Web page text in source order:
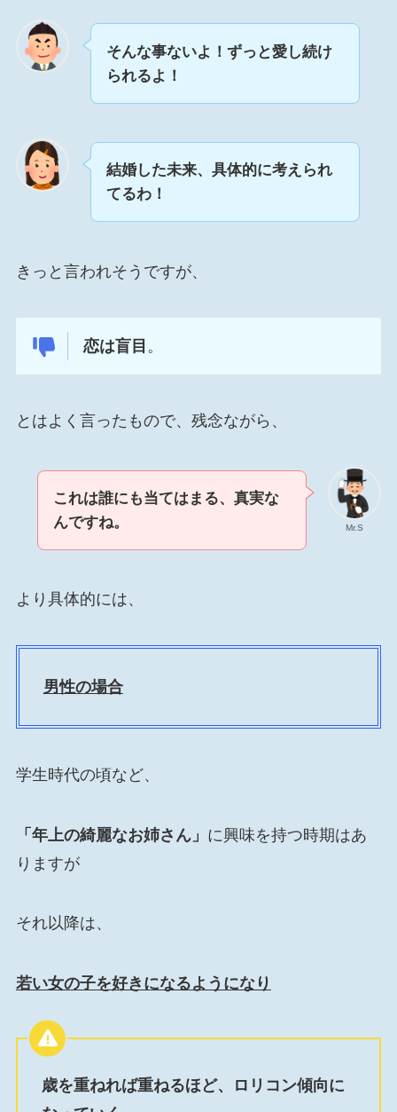
そんな事ないよ！ずっと愛し続け
られるよ！
結婚した未来、具体的に考えられ
てるわ！
きっと言われそうですが、
恋は盲目 。
とはよく言ったもので、残念ながら、
Mr.S
これは誰にも当てはまる、真実な
んですね。
より具体的には、
男性の場合
学生時代の頃など、
「年上の綺麗なお姉さん」 に興味を持つ時期はあ
りますが
それ以降は、
若い女の子を好きになるようになり
歳を重ねれば重ねるほど、ロリコン傾向に